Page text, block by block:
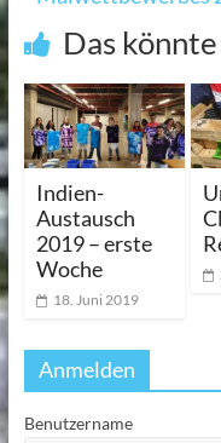
Das
Indien-
Austausch
2019 – erste
Woche
18. Juni 2019
Anmelden
Benutzername